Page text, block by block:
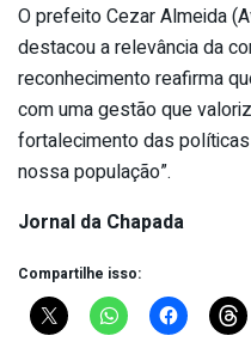
O prefeito Cezar Almeida
destacou a relevância da
reconhecimento reafirma
com uma gestão que
fortalecimento das
nossa população”.
Jornal da Chapada
Compartilhe isso: